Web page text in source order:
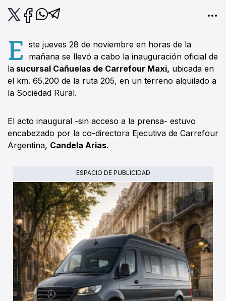
E ste jueves 28 de noviembre en horas de la
mañana se llevó a cabo la inauguración oficial de
la sucursal Cañuelas de Carrefour Maxi, ubicada en
el km. 65.200 de la ruta 205, en un terreno alquilado a
la Sociedad Rural.
El acto inaugural -sin acceso a la prensa- estuvo
encabezado por la co-directora Ejecutiva de Carrefour
Argentina, Candela Arias.
ESPACIO DE PUBLICIDAD